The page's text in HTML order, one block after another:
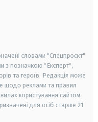
словами "Спецпроєкт"
з позначкою "Експерт",
та героїв. Редакція може
щодо реклами та правил
користування сайтом.
для осіб старше 21